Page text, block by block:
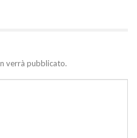
verrà pubblicato.